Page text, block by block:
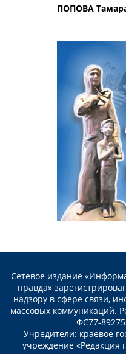
ПОПОВА
Сетевое издание
правда»
надзору в сфере связи,
массовых коммуникаций.
ФС77-
Учредители: краевое
учреждение «Редакция